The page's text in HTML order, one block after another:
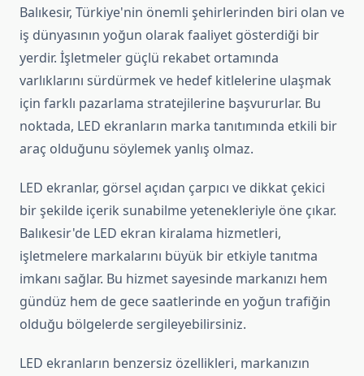
Balıkesir, Türkiye'nin önemli şehirlerinden biri olan ve
iş dünyasının yoğun olarak faaliyet gösterdiği bir
yerdir. İşletmeler güçlü rekabet ortamında
varlıklarını sürdürmek ve hedef kitlelerine ulaşmak
için farklı pazarlama stratejilerine başvururlar. Bu
noktada, LED ekranların marka tanıtımında etkili bir
araç olduğunu söylemek yanlış olmaz.
LED ekranlar, görsel açıdan çarpıcı ve dikkat çekici
bir şekilde içerik sunabilme yetenekleriyle öne çıkar.
Balıkesir'de LED ekran kiralama hizmetleri,
işletmelere markalarını büyük bir etkiyle tanıtma
imkanı sağlar. Bu hizmet sayesinde markanızı hem
gündüz hem de gece saatlerinde en yoğun trafiğin
olduğu bölgelerde sergileyebilirsiniz.
LED ekranların benzersiz özellikleri, markanızın